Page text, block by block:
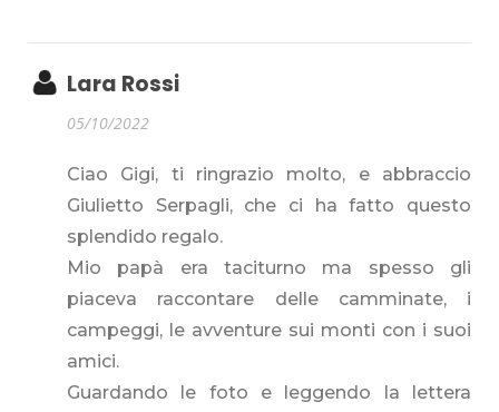
Lara Rossi
05/10/2022
Ciao Gigi, ti ringrazio molto, e abbraccio
Giulietto Serpagli, che ci ha fatto questo
splendido regalo.
Mio papà era taciturno ma spesso gli
piaceva raccontare delle camminate, i
campeggi, le avventure sui monti con i suoi
amici.
Guardando le foto e leggendo la lettera